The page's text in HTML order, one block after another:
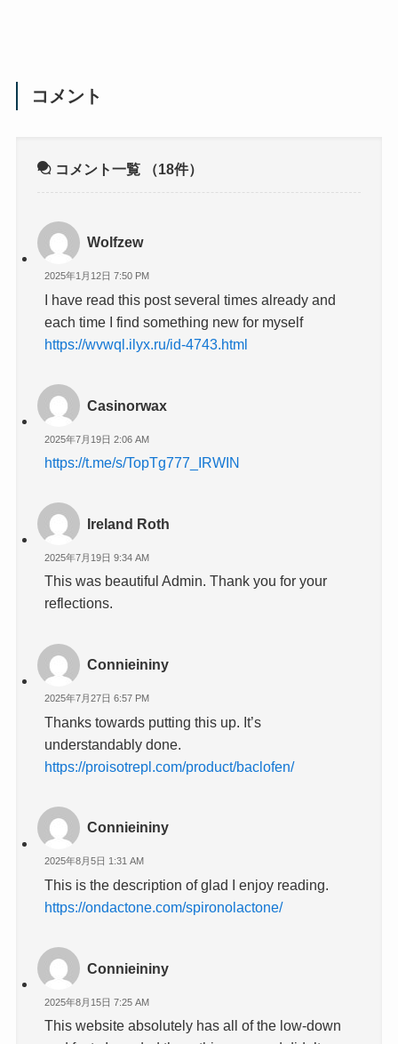
コメント
コメント一覧 （18件）
Wolfzew
2025年1月12日 7:50 PM
I have read this post several times already and
each time I find something new for myself
https://wvwql.ilyx.ru/id-4743.html
Casinorwax
2025年7月19日 2:06 AM
https://t.me/s/TopTg777_IRWIN
Ireland Roth
2025年7月19日 9:34 AM
This was beautiful Admin. Thank you for your
reflections.
Connieininy
2025年7月27日 6:57 PM
Thanks towards putting this up. It’s
understandably done.
https://proisotrepl.com/product/baclofen/
Connieininy
2025年8月5日 1:31 AM
This is the description of glad I enjoy reading.
https://ondactone.com/spironolactone/
Connieininy
2025年8月15日 7:25 AM
This website absolutely has all of the low-down